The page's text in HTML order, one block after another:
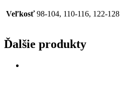
Veľkosť 98-104, 110-116, 122-128
Ďalšie produkty